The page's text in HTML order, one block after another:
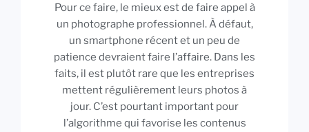
Pour ce faire, le mieux est de faire appel à
un photographe professionnel. À défaut,
un smartphone récent et un peu de
patience devraient faire l’affaire. Dans les
faits, il est plutôt rare que les entreprises
mettent régulièrement leurs photos à
jour. C’est pourtant important pour
l’algorithme qui favorise les contenus